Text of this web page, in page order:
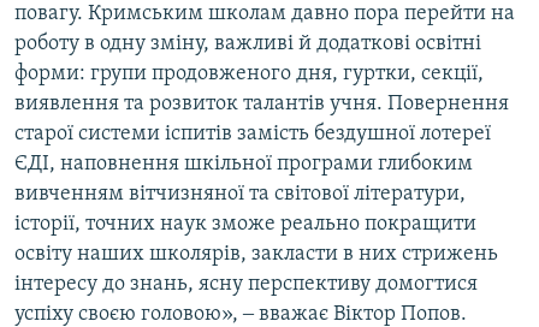
повагу. Кримським школам давно пора перейти на
роботу в одну зміну, важливі й додаткові освітні
форми: групи продовженого дня, гуртки, секції,
виявлення та розвиток талантів учня. Повернення
старої системи іспитів замість бездушної лотереї
ЄДІ, наповнення шкільної програми глибоким
вивченням вітчизняної та світової літератури,
історії, точних наук зможе реально покращити
освіту наших школярів, закласти в них стрижень
інтересу до знань, ясну перспективу домогтися
успіху своєю головою», ‒ вважає Віктор Попов.